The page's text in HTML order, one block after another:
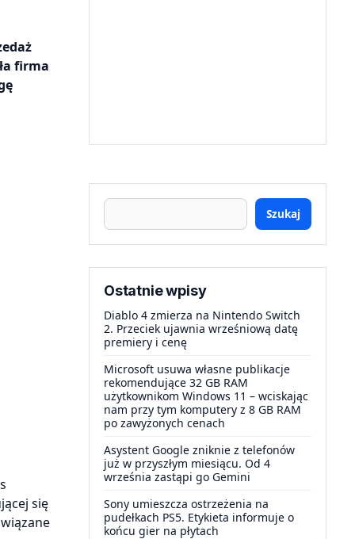
firma
się
Szukaj
Ostatnie wpisy
Diablo 4 zmierza na Nintendo Switch
2. Przeciek ujawnia wrześniową datę
premiery i cenę
Microsoft usuwa własne publikacje
rekomendujące 32 GB RAM
użytkownikom Windows 11 – wciskając
nam przy tym komputery z 8 GB RAM
po zawyżonych cenach
Asystent Google zniknie z telefonów
już w przyszłym miesiącu. Od 4
września zastąpi go Gemini
Sony umieszcza ostrzeżenia na
pudełkach PS5. Etykieta informuje o
końcu gier na płytach